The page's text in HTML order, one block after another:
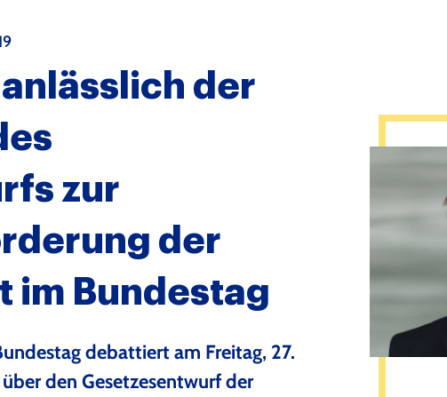
der
zur
der
im Bundestag
debattiert am Freitag, 27.
den Gesetzesentwurf der